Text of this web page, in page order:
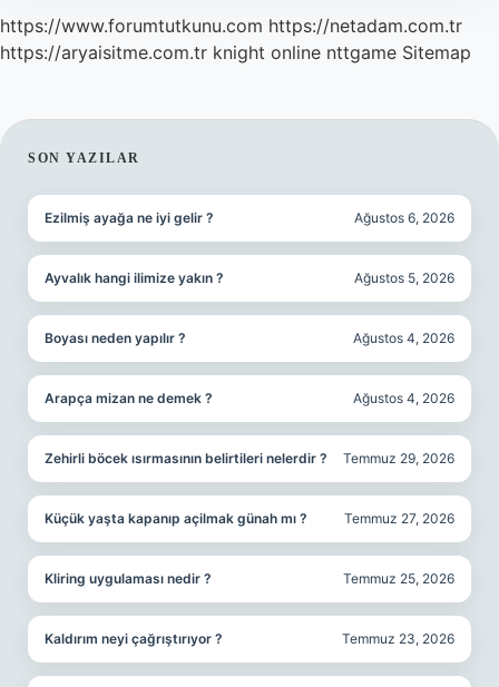
https://www.forumtutkunu.com https://netadam.com.tr
https://aryaisitme.com.tr knight online nttgame Sitemap
SIDEBAR
SON YAZILAR
Ezilmiş ayağa ne iyi gelir ? Ağustos 6, 2026
Ayvalık hangi ilimize yakın ? Ağustos 5, 2026
Boyası neden yapılır ? Ağustos 4, 2026
Arapça mizan ne demek ? Ağustos 4, 2026
Zehirli böcek ısırmasının belirtileri nelerdir ? Temmuz 29, 2026
Küçük yaşta kapanıp açilmak günah mı ? Temmuz 27, 2026
Kliring uygulaması nedir ? Temmuz 25, 2026
Kaldırım neyi çağrıştırıyor ? Temmuz 23, 2026